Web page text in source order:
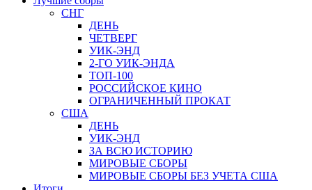
СНГ
ДЕНЬ
ЧЕТВЕРГ
УИК-ЭНД
2-ГО УИК-ЭНДА
ТОП-100
РОССИЙСКОЕ КИНО
ОГРАНИЧЕННЫЙ ПРОКАТ
США
ДЕНЬ
УИК-ЭНД
ЗА ВСЮ ИСТОРИЮ
МИРОВЫЕ СБОРЫ
МИРОВЫЕ СБОРЫ БЕЗ УЧЕТА США